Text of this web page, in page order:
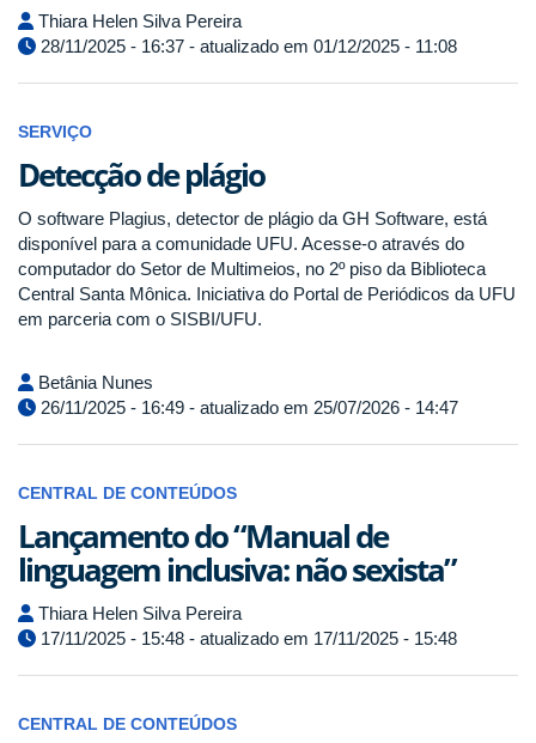
Thiara Helen Silva Pereira
28/11/2025 - 16:37 - atualizado em 01/12/2025 - 11:08
SERVIÇO
Detecção de plágio
O software Plagius, detector de plágio da GH Software, está
disponível para a comunidade UFU. Acesse-o através do
computador do Setor de Multimeios, no 2º piso da Biblioteca
Central Santa Mônica. Iniciativa do Portal de Periódicos da UFU
em parceria com o SISBI/UFU.
Betânia Nunes
26/11/2025 - 16:49 - atualizado em 25/07/2026 - 14:47
CENTRAL DE CONTEÚDOS
Lançamento do “Manual de
linguagem inclusiva: não sexista”
Thiara Helen Silva Pereira
17/11/2025 - 15:48 - atualizado em 17/11/2025 - 15:48
CENTRAL DE CONTEÚDOS